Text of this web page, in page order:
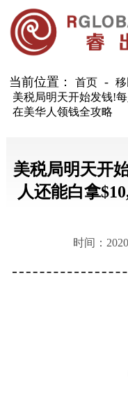
当前位置： 首页
美税局明天开始发钱!
在美华人领钱全攻略
美税局明天开
人还能白拿
时间：